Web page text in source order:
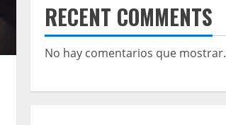
RECENT COMMENTS
No hay comentarios que mostrar.